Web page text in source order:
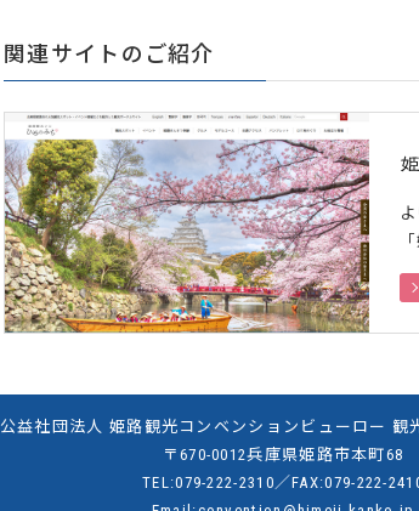
関連サイトのご紹介
公益社団法人 姫路観光コンベンションビューロー 観
〒670-0012兵庫県姫路市本町68
TEL:079-222-2310 ／FAX:079-222-